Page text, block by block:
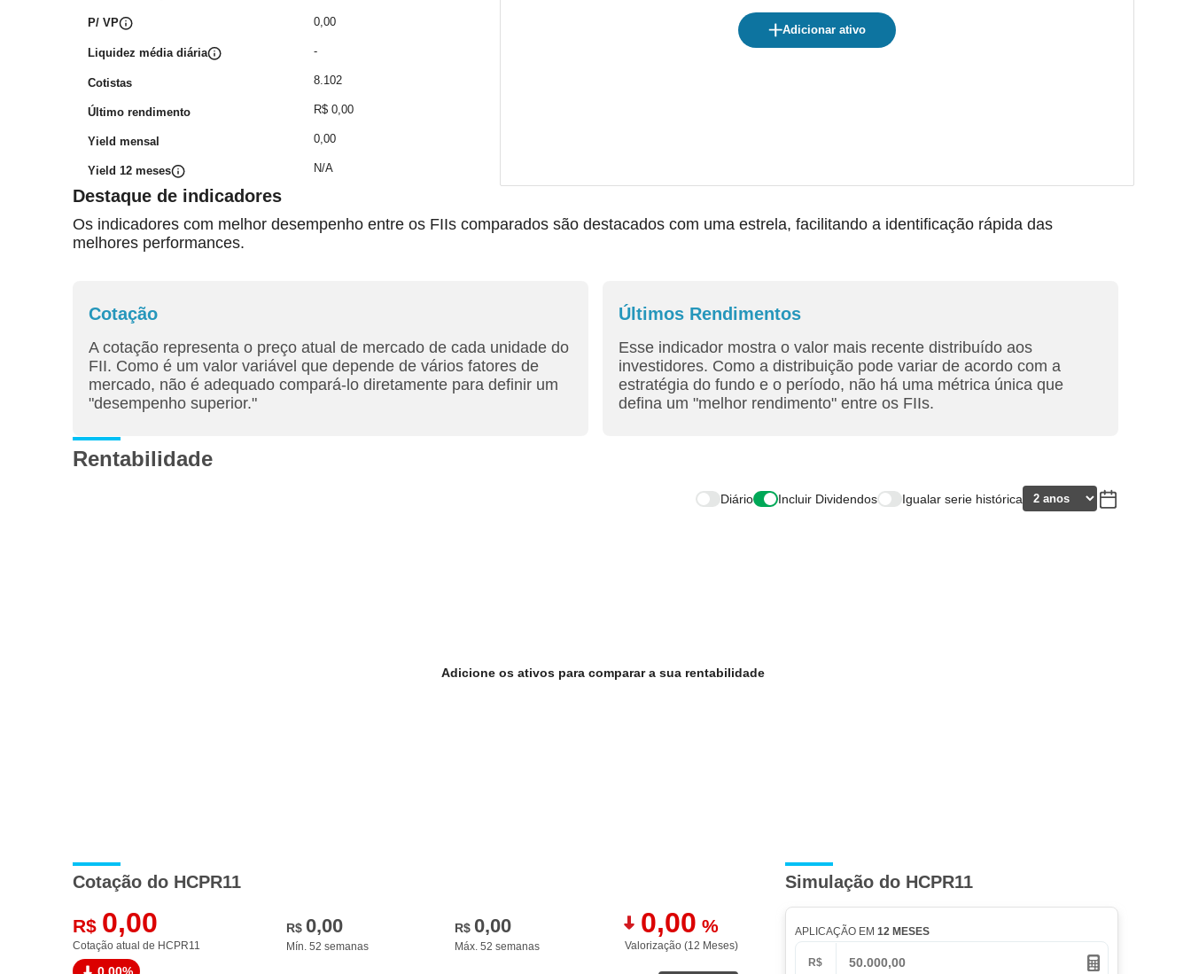
P/ VP
Liquidez média diária
Cotistas
Último rendimento
Yield mensal
Yield 12 meses
0,00
-
8.102
R$ 0,00
0,00
N/A
Adicionar ativo
Destaque de indicadores
Os indicadores com melhor desempenho entre os FIIs comparados são destacados com uma estrela, facilitando a identificação rápida das
melhores performances.
Cotação
A cotação representa o preço atual de mercado de cada unidade do
FII. Como é um valor variável que depende de vários fatores de
mercado, não é adequado compará-lo diretamente para definir um
"desempenho superior."
Últimos Rendimentos
Esse indicador mostra o valor mais recente distribuído aos
investidores. Como a distribuição pode variar de acordo com a
estratégia do fundo e o período, não há uma métrica única que
defina um "melhor rendimento" entre os FIIs.
Rentabilidade
Diário Incluir Dividendos Igualar serie histórica
Adicione os ativos para comparar a sua rentabilidade
Cotação do HCPR11
R$ 0,00
Cotação atual de HCPR11
R$ 0,00
Mín. 52 semanas
R$ 0,00
Máx. 52 semanas
0,00 %
Valorização (12 Meses)
Simulação do HCPR11
APLICAÇÃO EM12 MESES
R$